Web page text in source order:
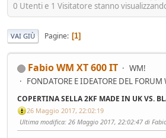
0 Utenti e 1 Visitatore stanno
VAI GIÙ Pagine 1
Fabio WM XT 600 IT
WM!
FONDATORE E IDEATORE DEL
COPERTINA SELLA 2KF MADE IN UK VS.
26 Maggio 2017, 22:02:19
Ultima modifica: 26 Maggio 2017, 22:02:47 di